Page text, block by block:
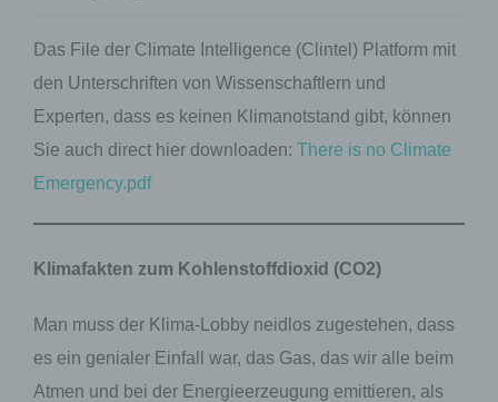
Das File der Climate Intelligence (Clintel) Platform mit
den Unterschriften von Wissenschaftlern und
Experten, dass es keinen Klimanotstand gibt, können
Sie auch direct hier downloaden: There is no Climate
Emergency.pdf
Klimafakten zum Kohlenstoffdioxid (CO2)
Man muss der Klima-Lobby neidlos zugestehen, dass
es ein genialer Einfall war, das Gas, das wir alle beim
Atmen und bei der Energieerzeugung emittieren, als